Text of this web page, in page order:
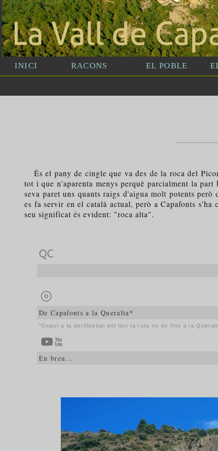
És el pany de cingle que va des de la roca del
tot i que n'aparenta menys perquè parcialment la
seva paret uns quants raigs d'aigua molt potents
es fa servir en el català actual, però a Capafonts
seu significat és evident: "roca alta".
De Capafonts a la Queralta*
*Degut a la perillositat del lloc la ruta no és fins a la
En breu...